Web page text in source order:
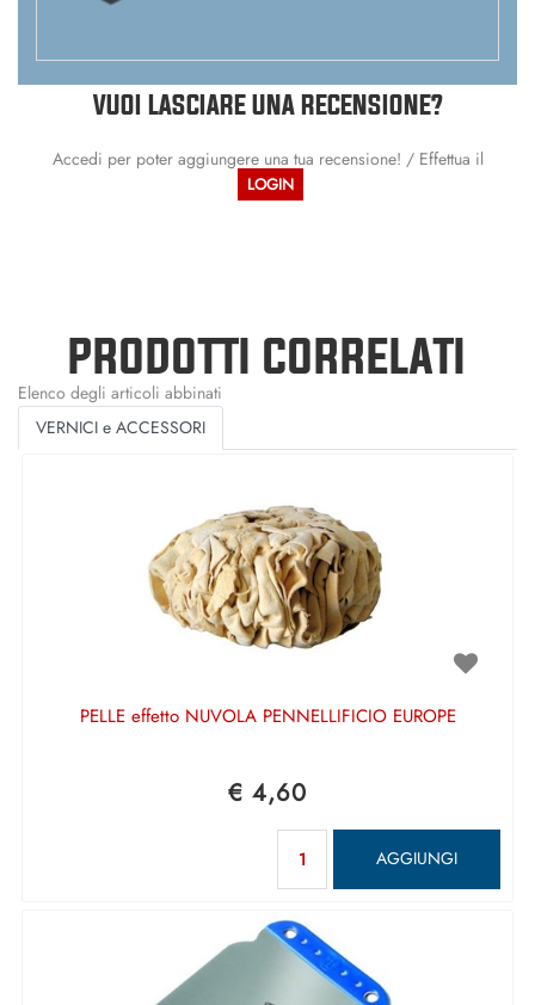
VUOI LASCIARE UNA RECENSIONE?
Accedi per poter aggiungere una tua recensione! / Effettua il
LOGIN
PRODOTTI CORRELATI
Elenco degli articoli abbinati
VERNICI e ACCESSORI
PELLE effetto NUVOLA PENNELLIFICIO EUROPE
€ 4,60
AGGIUNGI